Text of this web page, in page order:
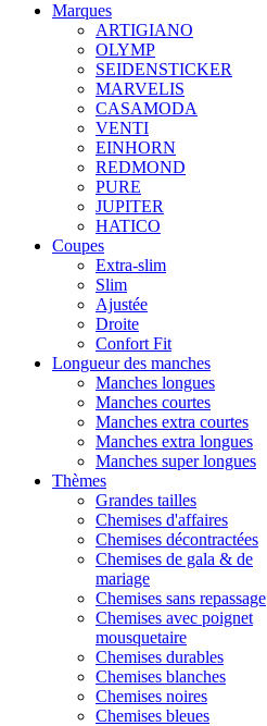
Marques
ARTIGIANO
OLYMP
SEIDENSTICKER
MARVELIS
CASAMODA
VENTI
EINHORN
REDMOND
PURE
JUPITER
HATICO
Coupes
Extra-slim
Slim
Ajustée
Droite
Confort Fit
Longueur des manches
Manches longues
Manches courtes
Manches extra courtes
Manches extra longues
Manches super longues
Thèmes
Grandes tailles
Chemises d'affaires
Chemises décontractées
Chemises de gala & de
mariage
Chemises sans repassage
Chemises avec poignet
mousquetaire
Chemises durables
Chemises blanches
Chemises noires
Chemises bleues